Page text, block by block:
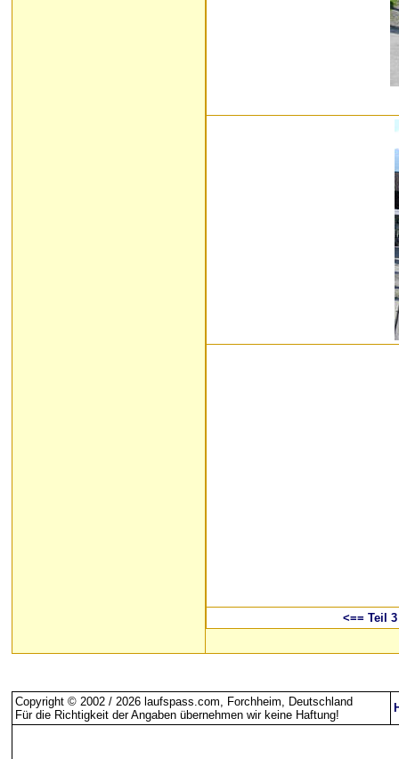
<== Teil 3
Copyright © 2002 / 2026 laufspass.com, Forchheim, Deutschland
Für die Richtigkeit der Angaben übernehmen wir keine Haftung!